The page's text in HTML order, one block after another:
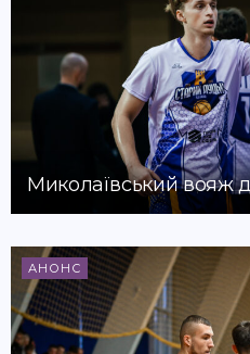
Миколаївський вояж
АНОНС